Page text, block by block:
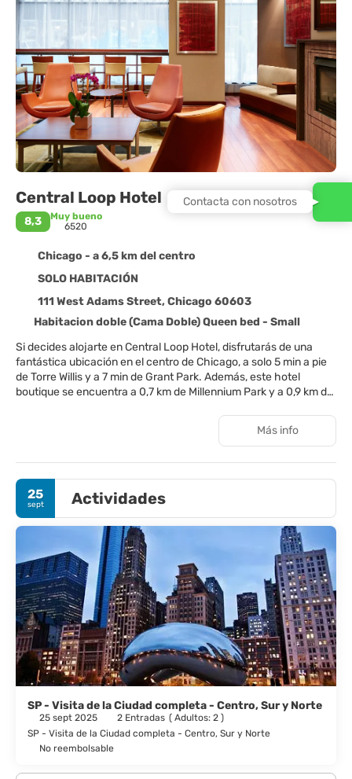
Central Loop Hotel
8,3
Muy bueno
6520
Chicago - a 6,5 km del centro
SOLO HABITACIÓN
111 West Adams Street, Chicago 60603
Habitacion doble (Cama Doble) Queen bed - Small
Si decides alojarte en Central Loop Hotel, disfrutarás de una
fantástica ubicación en el centro de Chicago, a solo 5 min a pie
de Torre Willis y a 7 min de Grant Park. Además, este hotel
boutique se encuentra a 0,7 km de Millennium Park y a 0,9 km de
Con gimnasio abierto las 24 horas y muchas otras instalaciones
Encontrarás también conexión a Internet wifi gratis y servicios
de conserjería. Encontrarás además un salón de eventos y una
máquina expendedora.
Disfruta de una agradable estancia en una de las 109
habitaciones con televisión LCD. La conexión wifi gratis te
mantendrá en contacto con los tuyos. Además, podrás disfrutar
de canales digitales. El cuarto de baño está provisto de ducha y
secadores de pelo. Entre las comodidades, se incluyen caja
fuerte, escritorio y teléfono.
Toma algo de cocina americana en Elephant & Castle,
restaurante con un bar o lounge, aunque también puedes llamar
al servicio de habitaciones con horario limitado. Se ofrece un
desayuno completo todos los días de 08:00 a 11:00 con un
coste adicional.
Tendrás un centro de negocios abierto las 24 horas, check-in
exprés y check-out exprés a tu disposición.
Más info
25
sept Actividades
SP - Visita de la Ciudad completa - Centro, Sur y Norte
25 sept 2025 2 Entradas ( Adultos: 2 )
SP - Visita de la Ciudad completa - Centro, Sur y Norte
No reembolsable
Contacta con nosotros